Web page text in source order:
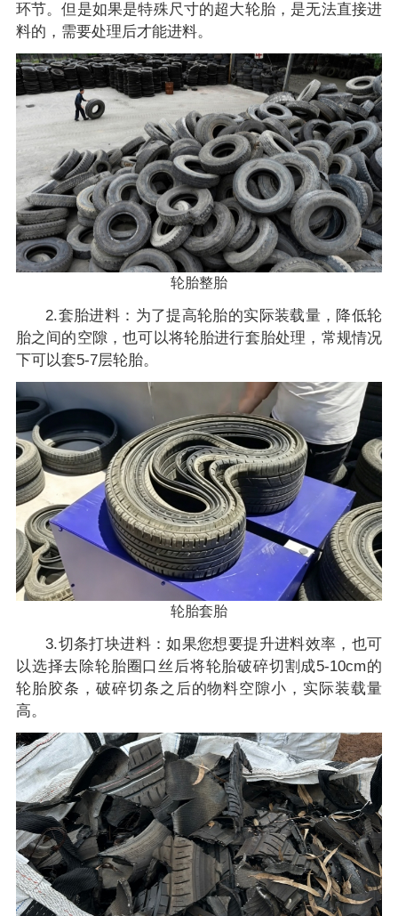
环节。但是如果是特殊尺寸的超大轮胎，是无法直接进
料的，需要处理后才能进料。
轮胎整胎
2.套胎进料：为了提高轮胎的实际装载量，降低轮
胎之间的空隙，也可以将轮胎进行套胎处理，常规情况
下可以套5-7层轮胎。
轮胎套胎
3.切条打块进料：如果您想要提升进料效率，也可
以选择去除轮胎圈口丝后将轮胎破碎切割成5-10cm的
轮胎胶条，破碎切条之后的物料空隙小，实际装载量
高。